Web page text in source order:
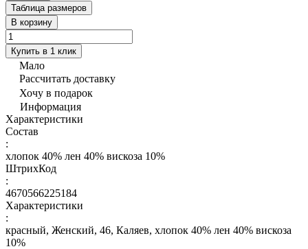
Таблица размеров
В корзину
Купить в 1 клик
Мало
Рассчитать доставку
Хочу в подарок
Информация
Характеристики
Состав
:
хлопок 40% лен 40% вискоза 10%
ШтрихКод
:
4670566225184
Характеристики
:
красный, Женский, 46, Каляев, хлопок 40% лен 40% вискоза
10%